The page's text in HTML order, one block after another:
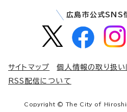
広島市公式SNS
サイトマップ 個人情報の取り扱い
RSS配信について
Copyright © The City of